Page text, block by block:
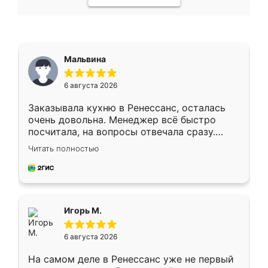
Мальвина
6 августа 2026
Заказывала кухню в Ренессанс, осталась
очень довольна. Менеджер всё быстро
посчитала, на вопросы отвечала сразу.
Замерщик приехал в субботу, подошёл к
делу со всей ответственностью. Собрали
за день, ребята работали аккуратно, даже
Читать полностью
Игорь М.
6 августа 2026
На самом деле в Ренессанс уже не первый